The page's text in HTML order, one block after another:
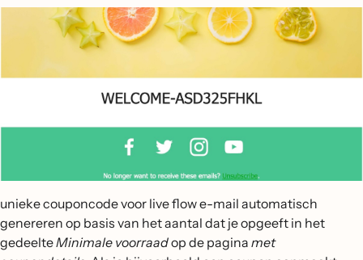
unieke couponcode voor live flow e-mail automatisch
genereren op basis van het aantal dat je opgeeft in het
gedeelteMinimale voorraadop de pagina met